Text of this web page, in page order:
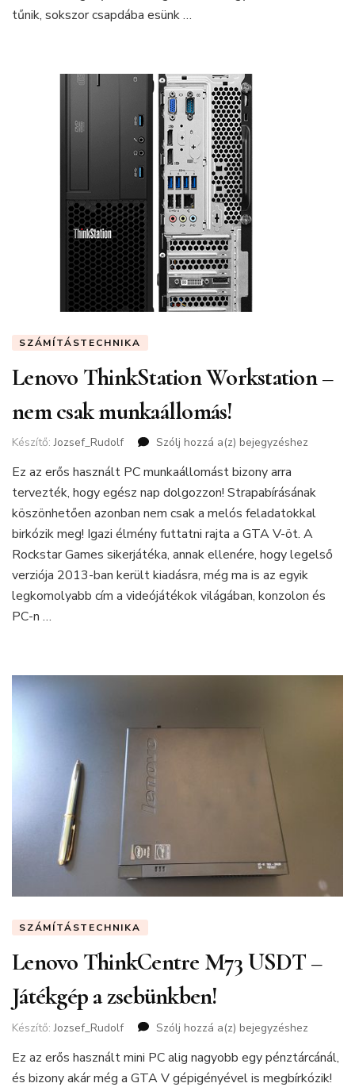
tűnik, sokszor csapdába esünk …
SZÁMÍTÁSTECHNIKA
Lenovo ThinkStation Workstation –
nem csak munkaállomás!
Készítő:Jozsef_Rudolf Szólj hozzá a(z) Lenovo
Workstation
–
nem
csak
munkaállomás!
bejegyzéshez
Ez az erős használt PC munkaállomást bizony arra
tervezték, hogy egész nap dolgozzon! Strapabírásának
köszönhetően azonban nem csak a melós feladatokkal
birkózik meg! Igazi élmény futtatni rajta a GTA V-öt. A
Rockstar Games sikerjátéka, annak ellenére, hogy legelső
verziója 2013-ban került kiadásra, még ma is az egyik
legkomolyabb cím a videójátékok világában, konzolon és
PC-n …
SZÁMÍTÁSTECHNIKA
Lenovo ThinkCentre M73 USDT –
Játékgép a zsebünkben!
Készítő:Jozsef_Rudolf Szólj hozzá a(z) Lenovo
M73
USDT
bejegyzéshez
Ez az erős használt mini PC alig nagyobb egy pénztárcánál,
és bizony akár még a GTA V gépigényével is megbírkózik!